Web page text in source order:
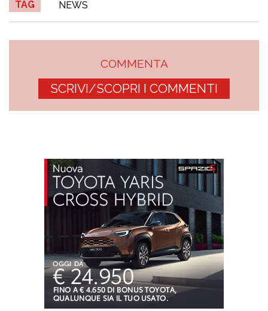
TAG NEWS
COMMENTA
SCRIVI/SCOPRI I COMMENTI